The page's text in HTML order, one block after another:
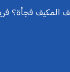
المكيف فجأة؟